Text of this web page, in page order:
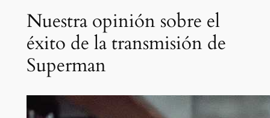
Nuestra opinión sobre el
éxito de la transmisión de
Superman